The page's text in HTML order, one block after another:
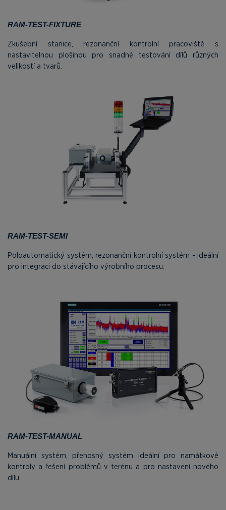
RAM-TEST-FIXTURE
Zkušební stanice, rezonanční kontrolní pracoviště s
nastavitelnou plošinou pro snadné testování dílů různých
velikostí a tvarů.
RAM-TEST-SEMI
Poloautomatický systém, rezonanční kontrolní systém - ideální
pro integraci do stávajícího výrobního procesu.
RAM-TEST-MANUAL
Manuální systém, přenosný systém ideální pro namátkové
kontroly a řešení problémů v terénu a pro nastavení nového
dílu.